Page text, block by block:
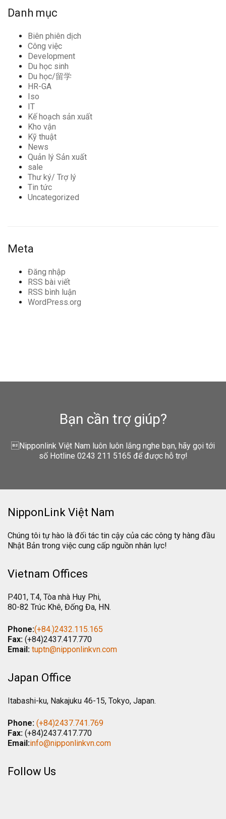
Danh mục
Biên phiên dịch
Công việc
Development
Du học sinh
Du học/留学
HR-GA
Iso
IT
Kế hoạch sản xuất
Kho vận
Kỹ thuật
News
Quản lý Sản xuất
sale
Thư ký/ Trợ lý
Tin tức
Uncategorized
Meta
Đăng nhập
RSS bài viết
RSS bình luận
WordPress.org
Bạn cần trợ giúp?
Nipponlink Việt Nam luôn luôn lắng nghe bạn, hãy gọi tới
số Hotline 0243 211 5165 để được hỗ trợ!
NipponLink Việt Nam
Chúng tôi tự hào là đối tác tin cậy của các công ty hàng đầu
Nhật Bản trong việc cung cấp nguồn nhân lực!
Vietnam Offices
P.401, T.4, Tòa nhà Huy Phi,
80-82 Trúc Khê, Đống Đa, HN.
Phone:(+84.)2432.115.165
Fax: (+84)2437.417.770
Email: tuptn@nipponlinkvn.com
Japan Office
Itabashi-ku, Nakajuku 46-15, Tokyo, Japan.
Phone: (+84)2437.741.769
Fax: (+84)2437.417.770
Email:info@nipponlinkvn.com
Follow Us